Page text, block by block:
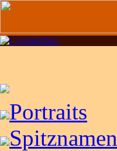
Portraits
Spitznamen